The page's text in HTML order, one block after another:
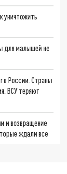
уничтожить
для малышей не
в России. Страны
ВСУ теряют
и возвращение
ждали все